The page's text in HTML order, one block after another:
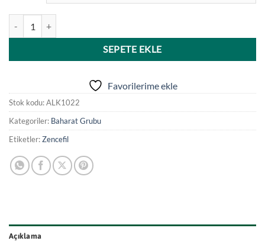
SEPETE EKLE
Favorilerime ekle
Stok kodu:ALK1022
Kategoriler: Baharat Grubu
Etiketler:Zencefil
Açıklama